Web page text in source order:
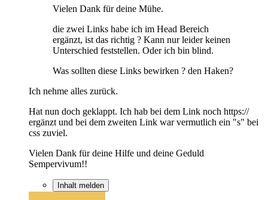
Vielen Dank für deine Mühe.
die zwei Links habe ich im Head Bereich
ergänzt, ist das richtig ? Kann nur leider keinen
Unterschied feststellen. Oder ich bin blind.
Was sollten diese Links bewirken ? den Haken?
Ich nehme alles zurück.
Hat nun doch geklappt. Ich hab bei dem Link noch https://
ergänzt und bei dem zweiten Link war vermutlich ein "s" bei
css zuviel.
Vielen Dank für deine Hilfe und deine Geduld
Sempervivum!!
Inhalt melden